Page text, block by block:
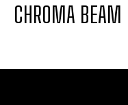
CHROMA BEAM